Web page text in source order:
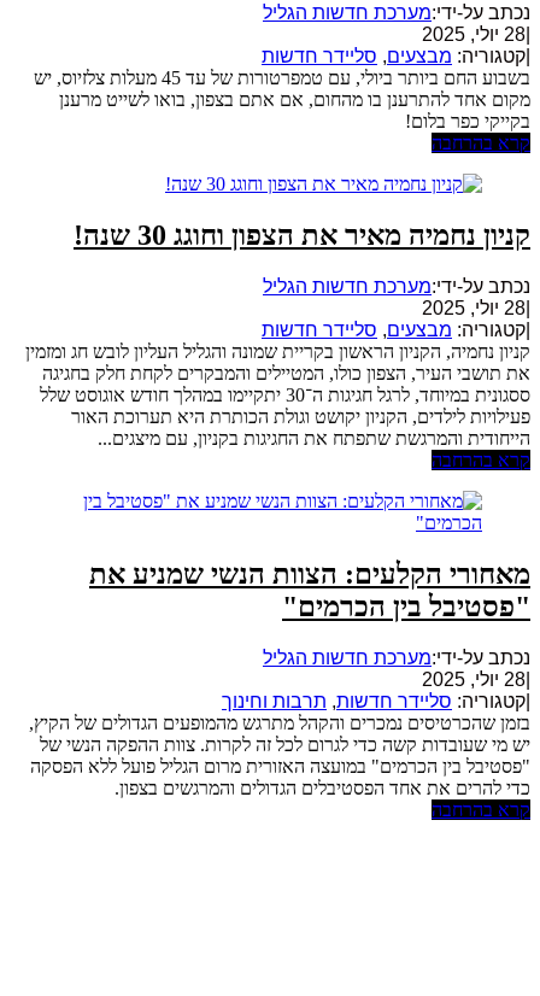
נכתב על-ידי:מערכת חדשות הגליל
28 יולי, 2025
קטגוריה: מבצעים, סליידר חדשות
בשבוע החם ביותר ביולי, עם טמפרטורות של עד 45 מעלות צלזיוס, יש
מקום אחד להתרענן בו מהחום, אם אתם בצפון, בואו לשייט מרענן
בקייקי כפר בלום!
קרא בהרחבה
קניון נחמיה מאיר את הצפון וחוגג 30 שנה!
נכתב על-ידי:מערכת חדשות הגליל
28 יולי, 2025
קטגוריה: מבצעים, סליידר חדשות
קניון נחמיה, הקניון הראשון בקריית שמונה והגליל העליון לובש חג ומזמין
את תושבי העיר, הצפון כולו, המטיילים והמבקרים לקחת חלק בחגיגה
ססגונית במיוחד, לרגל חגיגות ה־30 יתקיימו במהלך חודש אוגוסט שלל
פעילויות לילדים, הקניון יקושט וגולת הכותרת היא תערוכת האור
הייחודית והמרגשת שתפתח את החגיגות בקניון, עם מיצגים...
קרא בהרחבה
מאחורי הקלעים: הצוות הנשי שמניע את
"פסטיבל בין הכרמים"
נכתב על-ידי:מערכת חדשות הגליל
28 יולי, 2025
קטגוריה: סליידר חדשות, תרבות וחינוך
בזמן שהכרטיסים נמכרים והקהל מתרגש מהמופעים הגדולים של הקיץ,
יש מי שעובדות קשה כדי לגרום לכל זה לקרות. צוות ההפקה הנשי של
"פסטיבל בין הכרמים" במועצה האזורית מרום הגליל פועל ללא הפסקה
כדי להרים את אחד הפסטיבלים הגדולים והמרגשים בצפון.
קרא בהרחבה